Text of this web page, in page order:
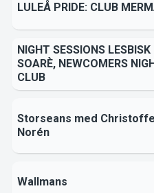
LULEÅ PRIDE: CLUB
NIGHT SESSIONS LESBISK
SOARÈ, NEWCOMERS
CLUB
Storseans med
Norén
Wallmans